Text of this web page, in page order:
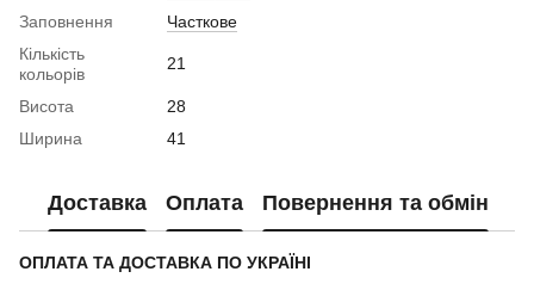
Заповнення
Часткове
Кількість
кольорів
21
Висота
28
Ширина
41
Доставка Оплата Повернення та обмін
ОПЛАТА ТА ДОСТАВКА ПО УКРАЇНІ